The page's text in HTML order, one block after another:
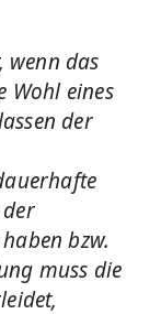
das
Wohl eines
der
bzw.
muss die